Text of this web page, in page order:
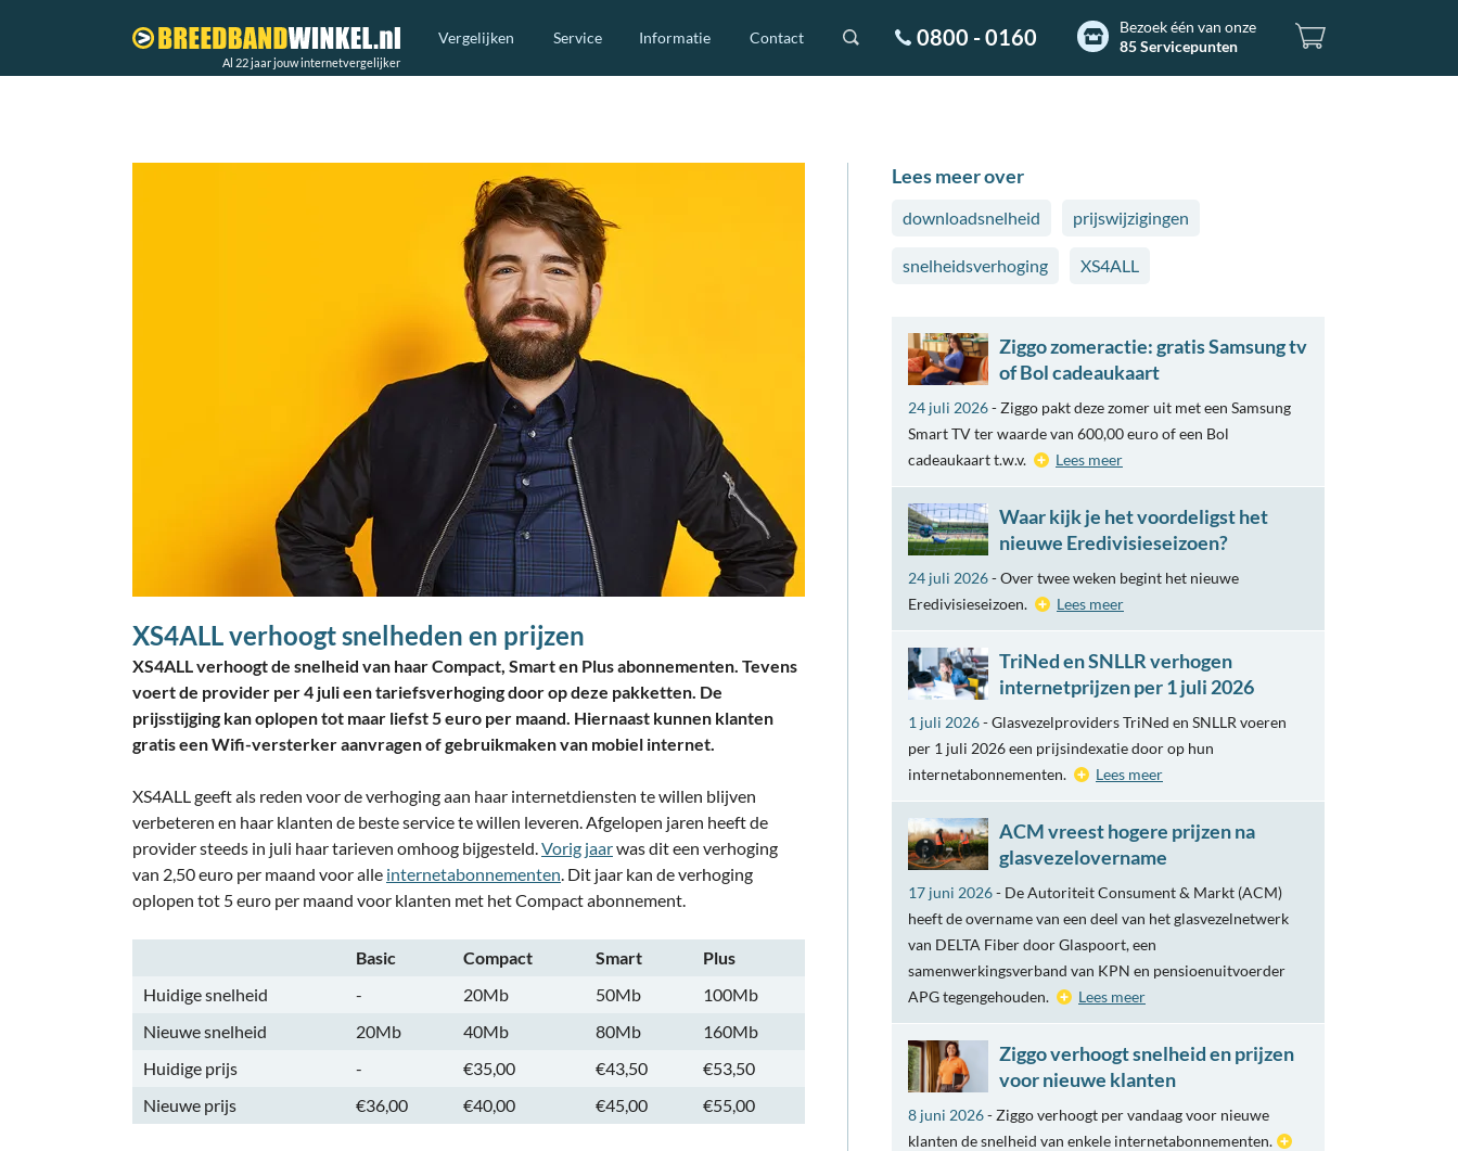
Al 22 jaar jouw internetvergelijker
Vergelijken Service Informatie Contact 0800 - 0160
Bezoek één van onze
85 Servicepunten
XS4ALL verhoogt snelheden en prijzen
XS4ALL verhoogt de snelheid van haar Compact, Smart en Plus abonnementen. Tevens
voert de provider per 4 juli een tariefsverhoging door op deze pakketten. De
prijsstijging kan oplopen tot maar liefst 5 euro per maand. Hiernaast kunnen klanten
gratis een Wifi-versterker aanvragen of gebruikmaken van mobiel internet.
XS4ALL geeft als reden voor de verhoging aan haar internetdiensten te willen blijven
verbeteren en haar klanten de beste service te willen leveren. Afgelopen jaren heeft de
provider steeds in juli haar tarieven omhoog bijgesteld.Vorig jaarwas dit een verhoging
van 2,50 euro per maand voor alle internetabonnementen. Dit jaar kan de verhoging
oplopen tot 5 euro per maand voor klanten met het Compact abonnement.
Basic Compact Smart
Plus
Huidige snelheid
- 20Mb 50Mb
100Mb
Nieuwe snelheid
20Mb 40Mb 80Mb
160Mb
Huidige prijs
- €35,00 €43,50
€53,50
Nieuwe prijs
€36,00 €40,00 €45,00 €55,00
Lees meer over
downloadsnelheid prijswijzigingen
snelheidsverhoging XS4ALL
Ziggo zomeractie: gratis Samsung tv
of Bol cadeaukaart
24 juli 2026- Ziggo pakt deze zomer uit met een Samsung
Smart TV ter waarde van 600,00 euro of een Bol
cadeaukaart t.w.v.
Lees meer
Waar kijk je het voordeligst het
nieuwe Eredivisieseizoen?
24 juli 2026- Over twee weken begint het nieuwe
Eredivisieseizoen.
Lees meer
TriNed en SNLLR verhogen
internetprijzen per 1 juli 2026
1 juli 2026- Glasvezelproviders TriNed en SNLLR voeren
per 1 juli 2026 een prijsindexatie door op hun
internetabonnementen.
Lees meer
ACM vreest hogere prijzen na
glasvezelovername
17 juni 2026- De Autoriteit Consument & Markt (ACM)
heeft de overname van een deel van het glasvezelnetwerk
van DELTA Fiber door Glaspoort, een
samenwerkingsverband van KPN en pensioenuitvoerder
APG tegengehouden.
Lees meer
Ziggo verhoogt snelheid en prijzen
voor nieuwe klanten
8 juni 2026- Ziggo verhoogt per vandaag voor nieuwe
klanten de snelheid van enkele internetabonnementen.